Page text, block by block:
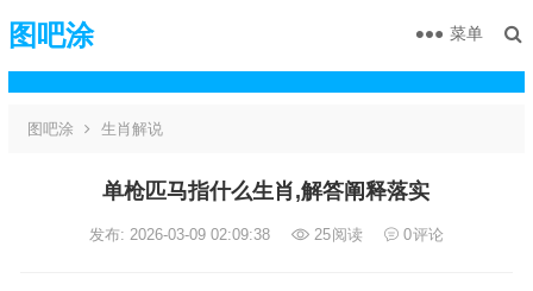
图吧涂 菜单
图吧涂 生肖解说
单枪匹马指什么生肖,解答阐释落实
发布: 2026-03-09 02:09:38 25阅读 0评论